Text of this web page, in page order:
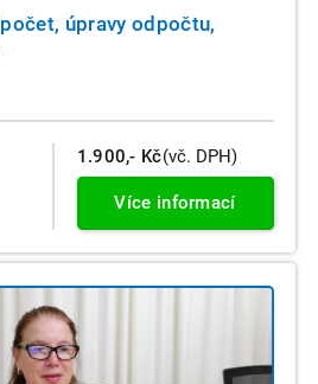
úpravy odpočtu,
1.900,- Kč(vč. DPH)
Více informací